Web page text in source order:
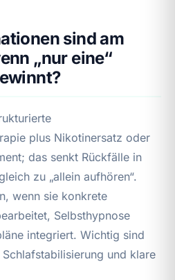
sind am
„nur eine“
plus Nikotinersatz oder
das senkt Rückfälle in
zu „allein aufhören“.
wenn sie konkrete
Selbsthypnose
integriert. Wichtig sind
und klare